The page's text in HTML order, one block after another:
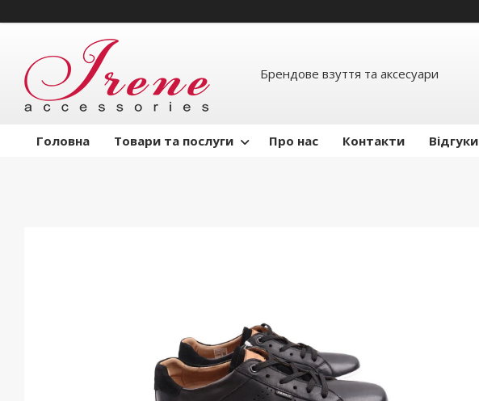
Брендове взуття та аксесуари
Головна Товари та послуги Про нас Контакти Відгуки